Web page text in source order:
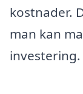
kostnader.
man kan
investering.